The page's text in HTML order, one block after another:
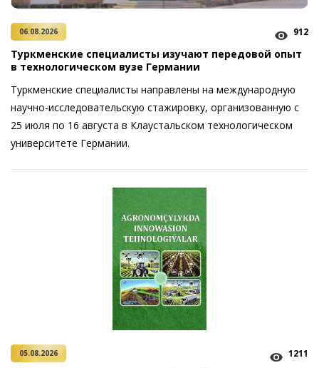
06.08.2026 912
Туркменские специалисты изучают передовой опыт
в технологическом вузе Германии
Туркменские специалисты направлены на международную
научно-исследовательскую стажировку, организованную с
25 июля по 16 августа в Клаустальском технологическом
университете Германии.
05.08.2026 1211